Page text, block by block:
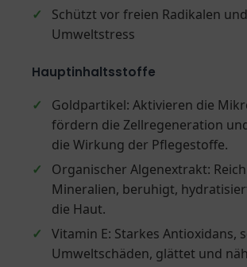
✓
Schützt vor freien Radikalen und
Umweltstress
Hauptinhaltsstoffe
✓
Goldpartikel: Aktivieren die
fördern die Zellregeneration
die Wirkung der Pflegestoffe.
✓
Organischer Algenextrakt:
Mineralien, beruhigt,
die Haut.
✓
Vitamin E: Starkes Antioxidans,
Umweltschäden, glättet und